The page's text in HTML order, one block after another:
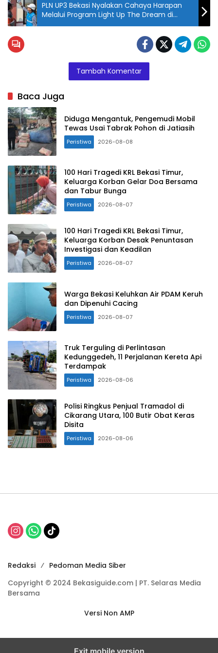
PLN UP3 Bekasi Nyalakan Cahaya Harapan
Melalui Program Light Up The Dream di
Muara Gembong
Tambah Komentar
Baca Juga
Diduga Mengantuk, Pengemudi Mobil
Tewas Usai Tabrak Pohon di Jatiasih
Peristiwa 2026-08-08
100 Hari Tragedi KRL Bekasi Timur,
Keluarga Korban Gelar Doa Bersama
dan Tabur Bunga
Peristiwa 2026-08-07
100 Hari Tragedi KRL Bekasi Timur,
Keluarga Korban Desak Penuntasan
Investigasi dan Keadilan
Peristiwa 2026-08-07
Warga Bekasi Keluhkan Air PDAM Keruh
dan Dipenuhi Cacing
Peristiwa 2026-08-07
Truk Terguling di Perlintasan
Kedunggedeh, 11 Perjalanan Kereta Api
Terdampak
Peristiwa 2026-08-06
Polisi Ringkus Penjual Tramadol di
Cikarang Utara, 100 Butir Obat Keras
Disita
Peristiwa 2026-08-06
Redaksi
Pedoman Media Siber
Copyright © 2024 Bekasiguide.com | PT. Selaras Media
Bersama
Versi Non AMP
Exit mobile version